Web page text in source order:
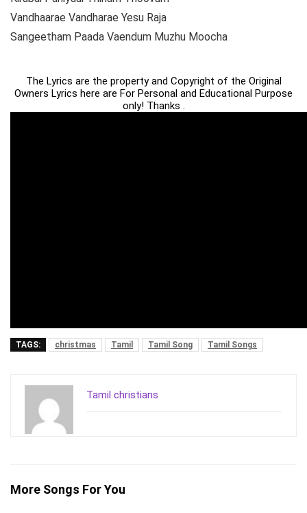
Vandhaarae Vandharae Yesu Raja
Sangeetham Paada Vaendum Muzhu Moocha
The Lyrics are the property and Copyright of the Original
Owners Lyrics here are For Personal and Educational Purpose
only! Thanks .
TAGS: christmas Tamil Tamil Song Tamil Songs
Tamil christians
More Songs For You